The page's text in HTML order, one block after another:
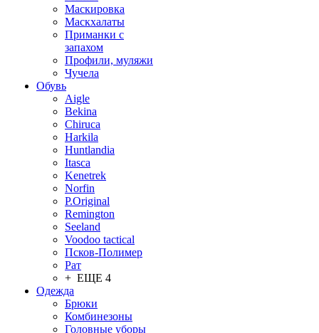
Маскировка
Маскхалаты
Приманки с
запахом
Профили, муляжи
Чучела
Обувь
Aigle
Bekina
Chiruсa
Harkila
Huntlandia
Itasca
Kenetrek
Norfin
P.Original
Remington
Seeland
Voodoo tactical
Псков-Полимер
Рат
+ ЕЩЕ 4
Одежда
Брюки
Комбинезоны
Головные уборы